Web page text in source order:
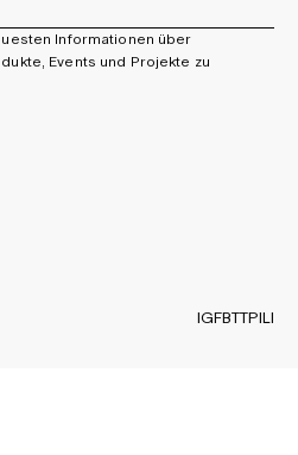
Informationen über
Events und Projekte zu
IGFBTTPILI